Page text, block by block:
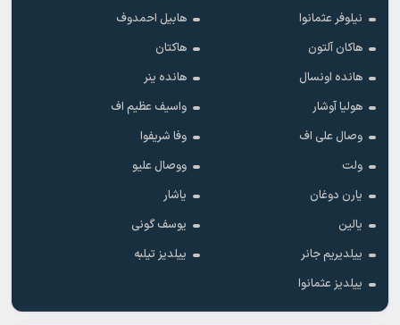
نیلوفر عثمانوا
هابیل احمدوف
هاکان آلتون
هاکتان
هانده اونسال
هانده ینر
هولیا آوشار
واسیف عظیم اف
وصال علی اف
وفا شریفوا
ولت
ووصال علیو
یارن دوغان
یاشار
یالین
یوسف گونی
ییلدیریم جانر
ییلدیز تیلبه
ییلدیز عثمانوا